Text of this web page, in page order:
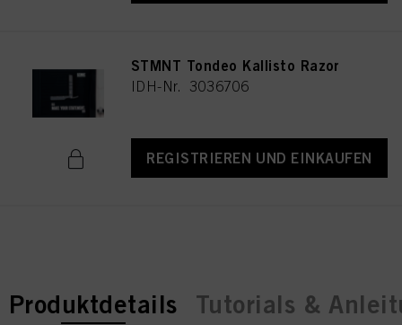
STMNT Tondeo Kallisto Razor
IDH-Nr. 3036706
REGISTRIEREN UND EINKAUFEN
current tab:
Produktdetails Tutorials &